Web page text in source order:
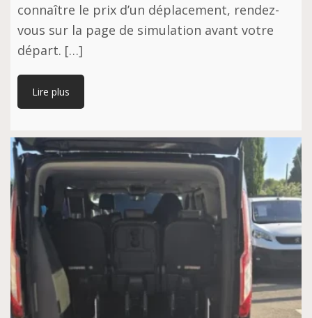
connaître le prix d’un déplacement, rendez-
vous sur la page de simulation avant votre
départ. […]
Lire plus